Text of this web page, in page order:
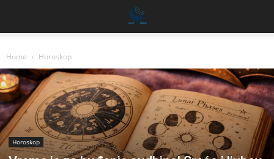
Home Horoskop
Horoskop